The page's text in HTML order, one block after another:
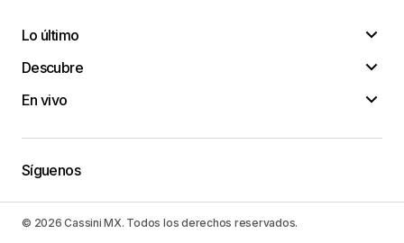
Lo último
Descubre
En vivo
Síguenos
© 2026 Cassini MX. Todos los derechos reservados.